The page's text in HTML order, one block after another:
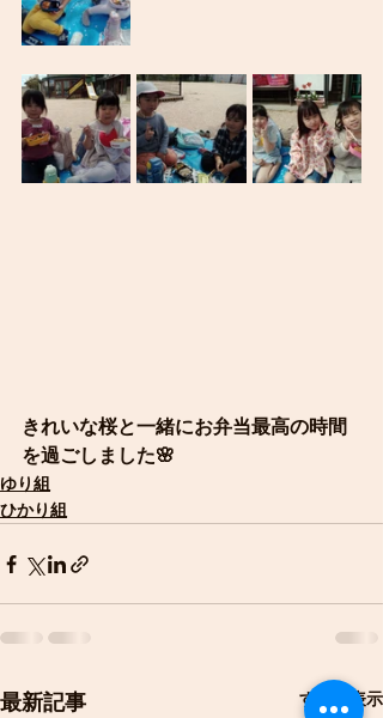
きれいな桜と一緒にお弁当最高の時間
を過ごしました🌸
ゆり組
ひかり組
最新記事 すべて表示